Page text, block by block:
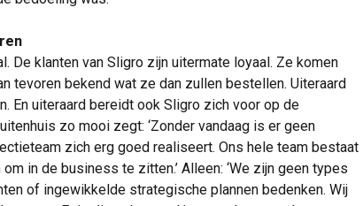
De klanten van Sligro zijn uitermate loyaal. Ze komen
tevoren bekend wat ze dan zullen bestellen. Uiteraard
En uiteraard bereidt ook Sligro zich voor op de
zo mooi zegt: ‘Zonder vandaag is er geen
zich erg goed realiseert. Ons hele team bestaat
in de business te zitten.’ Alleen: ‘We zijn geen types
of ingewikkelde strategische plannen bedenken. Wij